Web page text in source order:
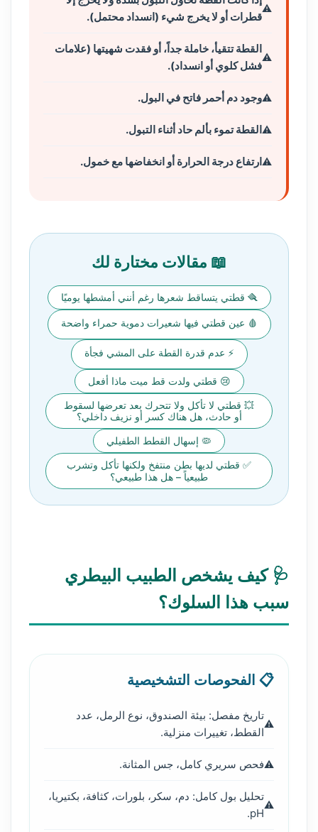
قطرات أو لا يخرج شيء (انسداد محتمل).
القطة تتقيأ، خاملة جداً، أو فقدت شهيتها (علامات
فشل كلوي أو انسداد).
وجود دم أحمر فاتح في البول.
القطة تموء بألم حاد أثناء التبول.
ارتفاع درجة الحرارة أو انخفاضها مع خمول.
📖 مقالات مختارة لك
🪮 قطتي يتساقط شعرها رغم أنني أمشطها يوميًا
🩸 عين قطتي فيها شعيرات دموية حمراء واضحة
⚡ عدم قدرة القطة على المشي فجأة
😢 قطتي ولدت قط ميت ماذا أفعل
💥 قطتي لا تأكل ولا تتحرك بعد تعرضها لسقوط
أو حادث، هل هناك كسر أو نزيف داخلي؟
🦠 إسهال القطط الطفيلي
✅ قطتي لديها بطن منتفخ ولكنها تأكل وتشرب
طبيعياً – هل هذا طبيعي؟
🩺 كيف يشخص الطبيب البيطري
سبب هذا السلوك؟
📋 الفحوصات التشخيصية
تاريخ مفصل: بيئة الصندوق، نوع الرمل، عدد
القطط، تغييرات منزلية.
فحص سريري كامل، جس المثانة.
تحليل بول كامل: دم، سكر، بلورات، كثافة، بكتيريا،
pH.